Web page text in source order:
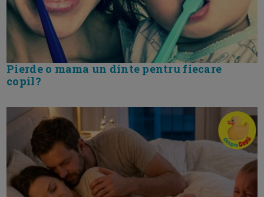
Pierde o mama un dinte pentru fiecare
copil?